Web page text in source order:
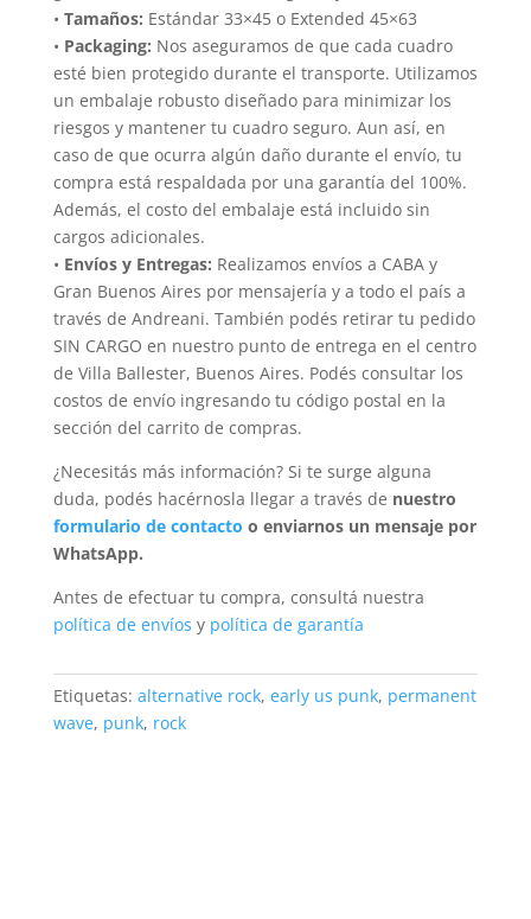
• Tamaños: Estándar 33×45 o Extended 45×63
• Packaging: Nos aseguramos de que cada cuadro
esté bien protegido durante el transporte. Utilizamos
un embalaje robusto diseñado para minimizar los
riesgos y mantener tu cuadro seguro. Aun así, en
caso de que ocurra algún daño durante el envío, tu
compra está respaldada por una garantía del 100%.
Además, el costo del embalaje está incluido sin
cargos adicionales.
• Envíos y Entregas: Realizamos envíos a CABA y
Gran Buenos Aires por mensajería y a todo el país a
través de Andreani. También podés retirar tu pedido
SIN CARGO en nuestro punto de entrega en el centro
de Villa Ballester, Buenos Aires. Podés consultar los
costos de envío ingresando tu código postal en la
sección del carrito de compras.
¿Necesitás más información? Si te surge alguna
duda, podés hacérnosla llegar a través de nuestro
formulario de contacto o enviarnos un mensaje por
WhatsApp.
Antes de efectuar tu compra, consultá nuestra
política de envíos y política de garantía
Etiquetas: alternative rock, early us punk, permanent
wave, punk, rock